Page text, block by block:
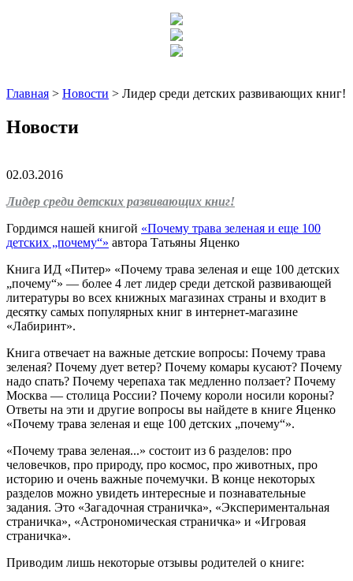
Главная > Новости > Лидер среди детских развивающих книг!
Новости
02.03.2016
Лидер среди детских развивающих книг!
Гордимся нашей книгой «Почему трава зеленая и еще 100
детских „почему“» автора Татьяны Яценко
Книга ИД «Питер» «Почему трава зеленая и еще 100 детских
„почему“» — более 4 лет лидер среди детской развивающей
литературы во всех книжных магазинах страны и входит в
десятку самых популярных книг в интернет-магазине
«Лабиринт».
Книга отвечает на важные детские вопросы: Почему трава
зеленая? Почему дует ветер? Почему комары кусают? Почему
надо спать? Почему черепаха так медленно ползает? Почему
Москва — столица России? Почему короли носили короны?
Ответы на эти и другие вопросы вы найдете в книге Яценко
«Почему трава зеленая и еще 100 детских „почему“».
«Почему трава зеленая...» состоит из 6 разделов: про
человечков, про природу, про космос, про животных, про
историю и очень важные почемучки. В конце некоторых
разделов можно увидеть интересные и познавательные
задания. Это «Загадочная страничка», «Экспериментальная
страничка», «Астрономическая страничка» и «Игровая
страничка».
Приводим лишь некоторые отзывы родителей о книге: